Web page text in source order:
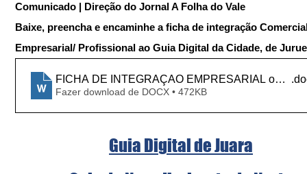
Comunicado | Direção do Jornal A Folha do Vale
Baixe, preencha e encaminhe a ficha de integração
Empresarial/ Profissional ao Guia Digital da Cidade, de
FICHA DE INTEGRAÇAO EMPRESARIAL ou
Fazer download de DOCX • 472KB
Guia Digital de Juara